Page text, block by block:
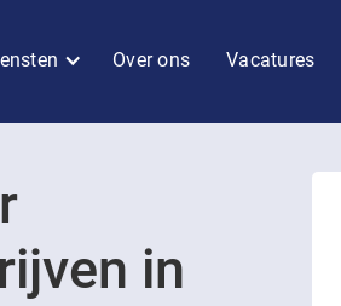
Over ons Vacatures
in